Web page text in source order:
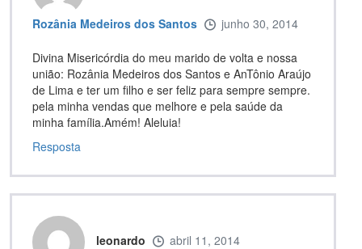
Rozânia Medeiros dos Santos junho 30, 2014
Divina Misericórdia do meu marido de volta e nossa
união: Rozânia Medeiros dos Santos e AnTônio Araújo
de Lima e ter um filho e ser feliz para sempre sempre.
pela minha vendas que melhore e pela saúde da
minha família.Amém! Aleluia!
Resposta
leonardo abril 11, 2014